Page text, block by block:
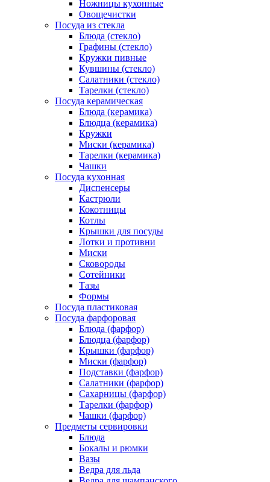
Ножницы кухонные
Овощечистки
Посуда из стекла
Блюда (стекло)
Графины (стекло)
Кружки пивные
Кувшины (стекло)
Салатники (стекло)
Тарелки (стекло)
Посуда керамическая
Блюда (керамика)
Блюдца (керамика)
Кружки
Миски (керамика)
Тарелки (керамика)
Чашки
Посуда кухонная
Диспенсеры
Кастрюли
Кокотницы
Котлы
Крышки для посуды
Лотки и противни
Миски
Сковороды
Сотейники
Тазы
Формы
Посуда пластиковая
Посуда фарфоровая
Блюда (фарфор)
Блюдца (фарфор)
Крышки (фарфор)
Миски (фарфор)
Подставки (фарфор)
Салатники (фарфор)
Сахарницы (фарфор)
Тарелки (фарфор)
Чашки (фарфор)
Предметы сервировки
Блюда
Бокалы и рюмки
Вазы
Ведра для льда